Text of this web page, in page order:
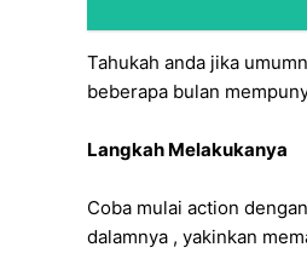
Tahukah anda jika
beberapa bulan
Langkah Melakukanya
Coba mulai action
dalamnya , yakinkan